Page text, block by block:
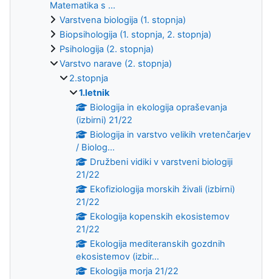
Matematika s ...
Varstvena biologija (1. stopnja)
Biopsihologija (1. stopnja, 2. stopnja)
Psihologija (2. stopnja)
Varstvo narave (2. stopnja)
2.stopnja
1.letnik
Biologija in ekologija opraševanja
(izbirni) 21/22
Biologija in varstvo velikih vretenčarjev
/ Biolog...
Družbeni vidiki v varstveni biologiji
21/22
Ekofiziologija morskih živali (izbirni)
21/22
Ekologija kopenskih ekosistemov
21/22
Ekologija mediteranskih gozdnih
ekosistemov (izbir...
Ekologija morja 21/22